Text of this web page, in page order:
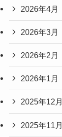
2026年4月
2026年3月
2026年2月
2026年1月
2025年12月
2025年11月